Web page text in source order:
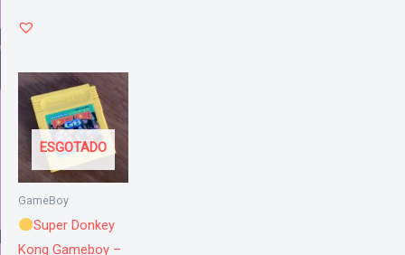
ESGOTADO
GameBoy
Super Donkey
Kong Gameboy –